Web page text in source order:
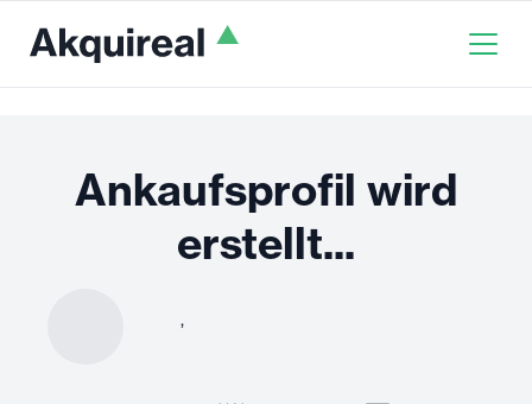
Ankaufsprofil wird
erstellt...
,